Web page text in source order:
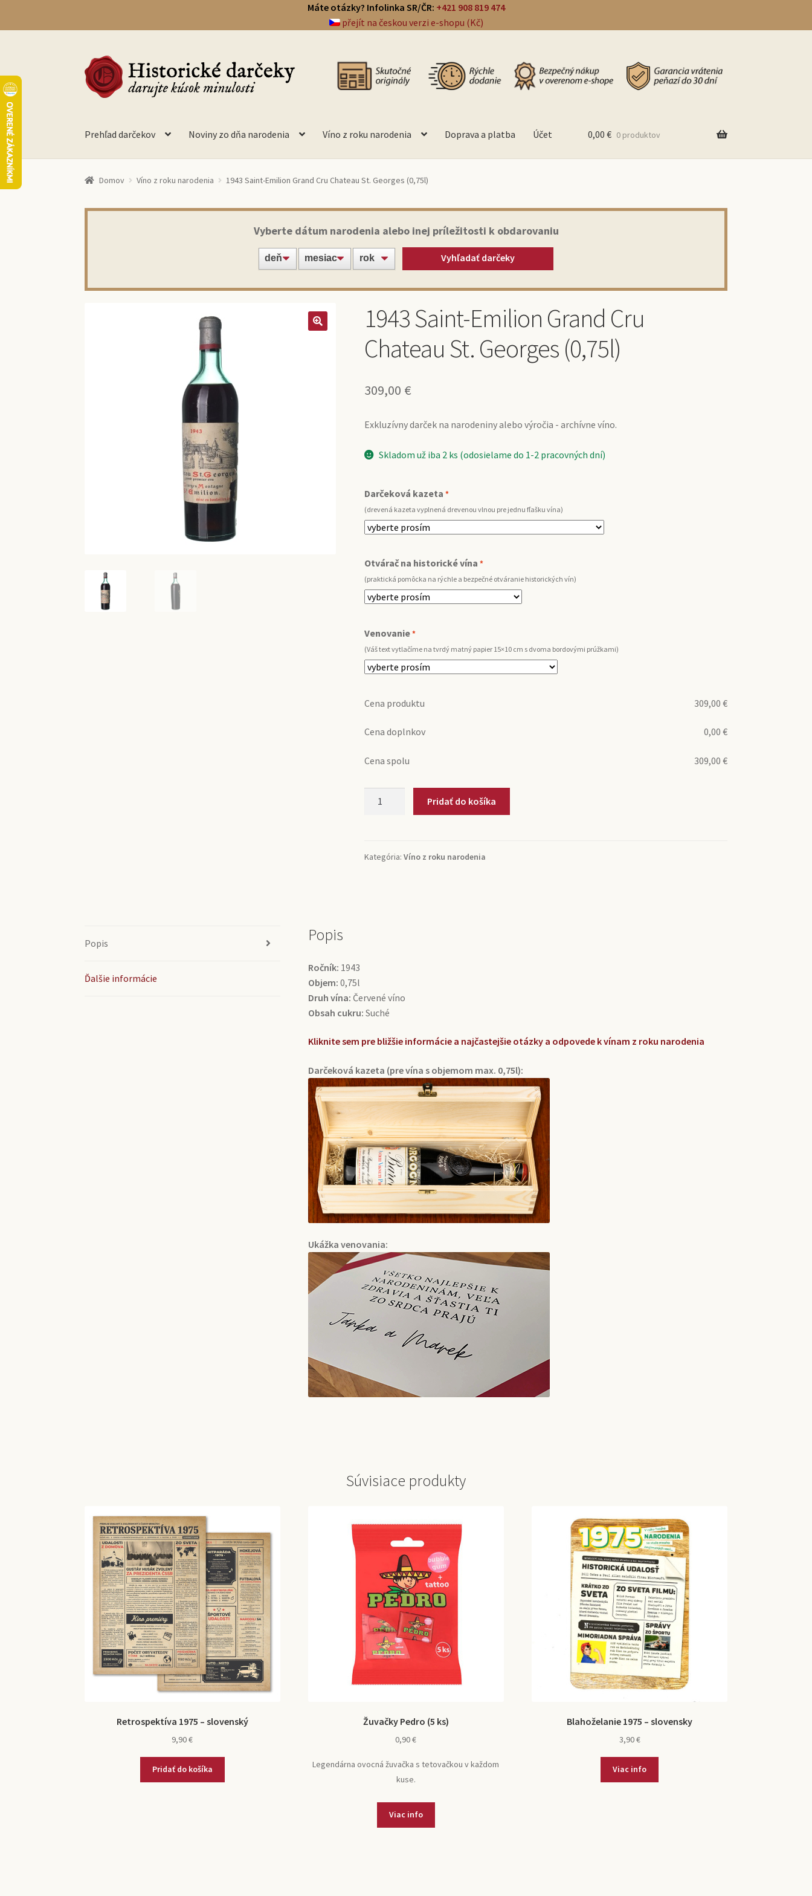
Máte otázky? Infolinka SR/ČR: +421 908 819 474
přejít na českou verzi e-shopu (Kč)
Preskočiť
na
navigáciu
Preskočiť
na
obsah
Prehľad darčekov Noviny zo dňa narodenia Víno z roku narodenia Doprava a platba Účet 0,00 € 0 produktov
Domov Víno z roku narodenia 1943 Saint-Emilion Grand Cru Chateau St. Georges (0,75l)
Vyberte dátum narodenia alebo inej príležitosti k obdarovaniu
Vyhľadať darčeky
1943 Saint-Emilion Grand Cru
Chateau St. Georges (0,75l)
309,00 €
Exkluzívny darček na narodeniny alebo výročia - archívne víno.
Skladom už iba 2 ks (odosielame do 1-2 pracovných dní)
Darčeková kazeta *
(drevená kazeta vyplnená drevenou vlnou pre jednu fľašku vína)
Otvárač na historické vína *
(praktická pomôcka na rýchle a bezpečné otváranie historických vín)
Venovanie*
(Váš text vytlačíme na tvrdý matný papier 15×10 cm s dvoma bordovými prúžkami)
Cena produktu 309,00 €
Cena doplnkov 0,00 €
Cena spolu 309,00 €
Grand
Pridať do košíka
Kategória: Víno z roku narodenia
Popis
Ďalšie informácie
Popis
Ročník: 1943
Objem: 0,75l
Druh vína: Červené víno
Obsah cukru: Suché
Kliknite sem pre bližšie informácie a najčastejšie otázky a odpovede k vínam z roku narodenia
Darčeková kazeta (pre vína s objemom max. 0,75l):
Ukážka venovania:
Súvisiace produkty
Retrospektíva 1975 – slovenský
9,90€
Pridať do košíka
Žuvačky Pedro (5 ks)
0,90€
Legendárna ovocná žuvačka s tetovačkou v každom
kuse.
Viac info
Blahoželanie 1975 – slovensky
3,90€
Viac info